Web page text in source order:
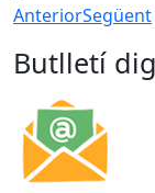
AnteriorSegüent
Butlletí